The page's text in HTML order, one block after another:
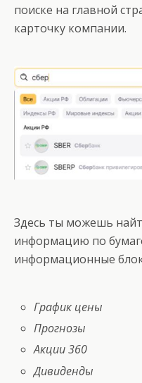
поиске на главной
карточку компании.
Здесь ты можешь
информацию по
информационные
График цены
Прогнозы
Акции 360
Дивиденды